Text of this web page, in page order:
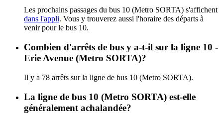
Les prochains passages du bus 10 (Metro SORTA) s'affichent
dans l'appli. Vous y trouverez aussi l'horaire des départs à
venir pour le bus 10.
Combien d'arrêts de bus y a-t-il sur la ligne 10 -
Erie Avenue (Metro SORTA)?
Il y a 78 arrêts sur la ligne de bus 10 (Metro SORTA).
La ligne de bus 10 (Metro SORTA) est-elle
généralement achalandée?